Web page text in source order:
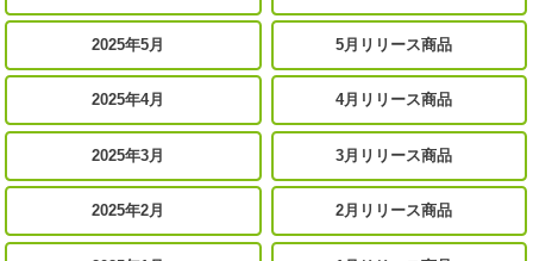
2025年5月 5月リリース商品
2025年4月 4月リリース商品
2025年3月 3月リリース商品
2025年2月 2月リリース商品